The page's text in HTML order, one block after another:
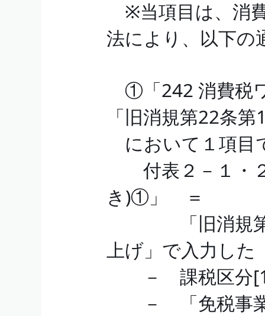
※当項目は、消
法により、以下の
①「242 消費税
「旧消規第22条
において１項目
付表２－１・２
き)①」 ＝
「旧消規第22
上げ」で入力した
－ 課税区分
－ 「免税事業